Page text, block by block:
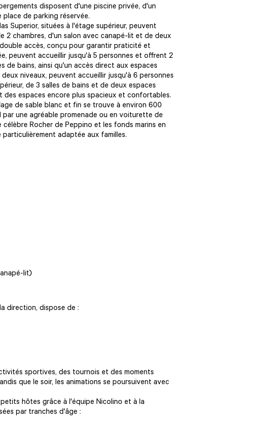
disposent d'une piscine privée, d'un
de parking réservée.
Superior, situées à l'étage supérieur, peuvent
2 chambres, d'un salon avec canapé-lit et de deux
accès, conçu pour garantir praticité et
peuvent accueillir jusqu'à 5 personnes et offrent 2
de bains, ainsi qu'un accès direct aux espaces
niveaux, peuvent accueillir jusqu'à 6 personnes
de 3 salles de bains et de deux espaces
des espaces encore plus spacieux et confortables.
de sable blanc et fin se trouve à environ 600
une agréable promenade ou en voiturette de
Rocher de Peppino et les fonds marins en
adaptée aux familles.
lit)
direction, dispose de :
sportives, des tournois et des moments
que le soir, les animations se poursuivent avec
hôtes grâce à l'équipe Nicolino et à la
par tranches d'âge :